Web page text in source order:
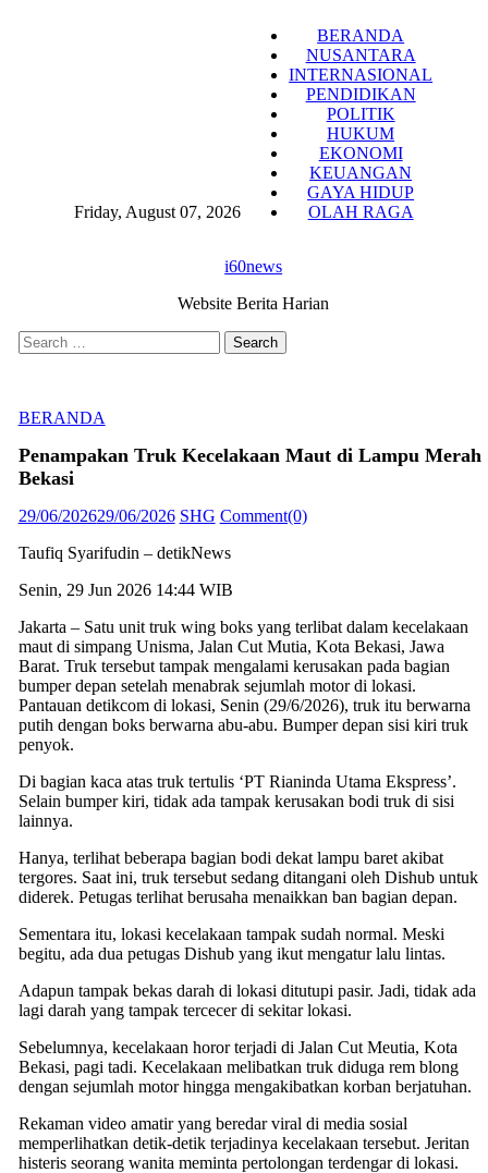
Friday, August 07, 2026
BERANDA
NUSANTARA
INTERNASIONAL
PENDIDIKAN
POLITIK
HUKUM
EKONOMI
KEUANGAN
GAYA HIDUP
OLAH RAGA
i60news
Website Berita Harian
Search
for:
BERANDA
Penampakan Truk Kecelakaan Maut di Lampu Merah
Bekasi
Posted
29/06/202629/06/2026 Author
SHG Comment(0)
Taufiq Syarifudin – detikNews
Senin, 29 Jun 2026 14:44 WIB
Jakarta – Satu unit truk wing boks yang terlibat dalam kecelakaan
maut di simpang Unisma, Jalan Cut Mutia, Kota Bekasi, Jawa
Barat. Truk tersebut tampak mengalami kerusakan pada bagian
bumper depan setelah menabrak sejumlah motor di lokasi.
Pantauan detikcom di lokasi, Senin (29/6/2026), truk itu berwarna
putih dengan boks berwarna abu-abu. Bumper depan sisi kiri truk
penyok.
Di bagian kaca atas truk tertulis ‘PT Rianinda Utama Ekspress’.
Selain bumper kiri, tidak ada tampak kerusakan bodi truk di sisi
lainnya.
Hanya, terlihat beberapa bagian bodi dekat lampu baret akibat
tergores. Saat ini, truk tersebut sedang ditangani oleh Dishub untuk
diderek. Petugas terlihat berusaha menaikkan ban bagian depan.
Sementara itu, lokasi kecelakaan tampak sudah normal. Meski
begitu, ada dua petugas Dishub yang ikut mengatur lalu lintas.
Adapun tampak bekas darah di lokasi ditutupi pasir. Jadi, tidak ada
lagi darah yang tampak tercecer di sekitar lokasi.
Sebelumnya, kecelakaan horor terjadi di Jalan Cut Meutia, Kota
Bekasi, pagi tadi. Kecelakaan melibatkan truk diduga rem blong
dengan sejumlah motor hingga mengakibatkan korban berjatuhan.
Rekaman video amatir yang beredar viral di media sosial
memperlihatkan detik-detik terjadinya kecelakaan tersebut. Jeritan
histeris seorang wanita meminta pertolongan terdengar di lokasi.